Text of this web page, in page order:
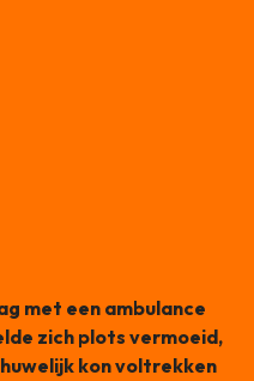
met een ambulance
zich plots vermoeid,
kon voltrekken